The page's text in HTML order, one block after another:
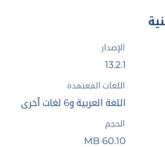
الإصدار
13.2.1
اللغات المعتمدة
اللغة العربية و6 لغات أخري
الحجم
60.10 MB